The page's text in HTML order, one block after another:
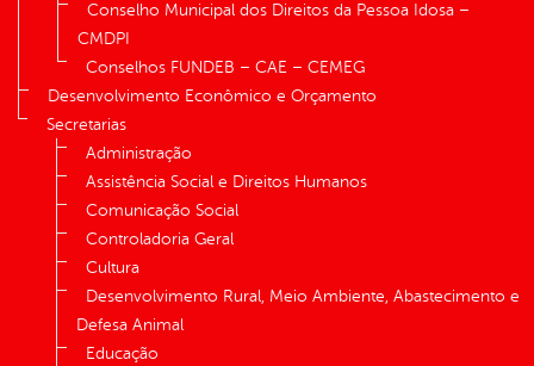
Conselho Municipal dos Direitos da Pessoa Idosa –
CMDPI
Conselhos FUNDEB – CAE – CEMEG
Desenvolvimento Econômico e Orçamento
Secretarias
Administração
Assistência Social e Direitos Humanos
Comunicação Social
Controladoria Geral
Cultura
Desenvolvimento Rural, Meio Ambiente, Abastecimento e
Defesa Animal
Educação